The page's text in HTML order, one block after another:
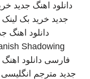
دانلود اهنگ جدید
جدید خرید بک لینک
دانلود اهنگ
Shadowing
فارسی دانلود
جدید مترجم